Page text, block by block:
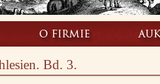
Bd. 3.